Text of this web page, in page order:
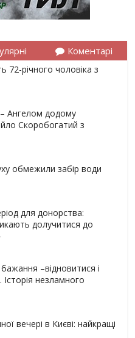
Коментарі
72-річного чоловіка з
Ангелом додому
Скоробогатий з
обмежили забір води
для донорства:
долучитися до
–відновитися і
незламного
вечері в Києві: найкращі